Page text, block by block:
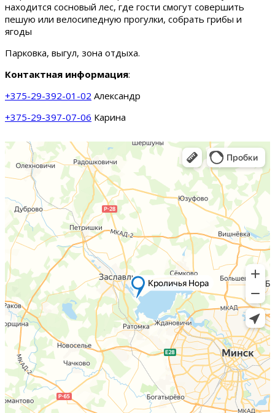
находится сосновый лес, где гости смогут совершить
пешую или велосипедную прогулки, собрать грибы и
ягоды
Парковка, выгул, зона отдыха.
Контактная информация:
+375-29-392-01-02 Александр
+375-29-397-07-06 Карина